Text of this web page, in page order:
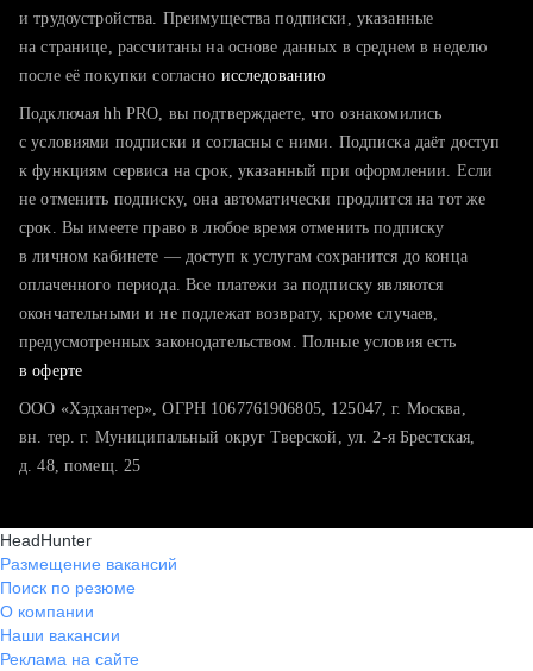
тратите много времени на поиск и вручную поднимаете
хотите сравнить себя с конкурентами и оценить шансы
и трудоустройства. Преимущества подписки, указанные
на странице, рассчитаны на основе данных в среднем в неделю
после её покупки согласно исследованию
Подключая hh PRO, вы подтверждаете, что ознакомились
с условиями подписки и согласны с ними. Подписка даёт доступ
к функциям сервиса на срок, указанный при оформлении. Если
не отменить подписку, она автоматически продлится на тот же
срок. Вы имеете право в любое время отменить подписку
в личном кабинете — доступ к услугам сохранится до конца
оплаченного периода. Все платежи за подписку являются
окончательными и не подлежат возврату, кроме случаев,
предусмотренных законодательством. Полные условия есть
в оферте
ООО «Хэдхантер», ОГРН 1067761906805, 125047, г. Москва,
вн. тер. г. Муниципальный округ Тверской, ул. 2-я Брестская,
д. 48, помещ. 25
HeadHunter
Размещение вакансий
Поиск по резюме
О компании
Наши вакансии
Реклама на сайте